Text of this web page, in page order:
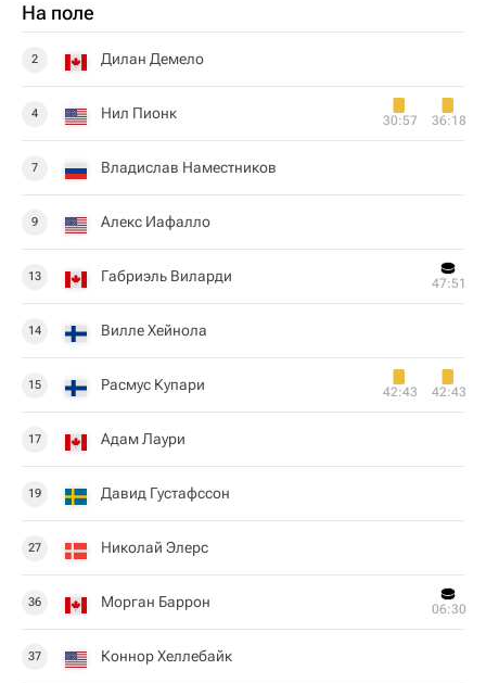
На поле
2 Дилан Демело
4 Нил Пионк 30:57 36:18
7 Владислав Наместников
9 Алекс Иафалло
13 Габриэль Виларди 47:51
14 Вилле Хейнола
15 Расмус Купари 42:43 42:43
17 Адам Лаури
19 Давид Густафссон
27 Николай Элерс
36 Морган Баррон 06:30
37 Коннор Хеллебайк